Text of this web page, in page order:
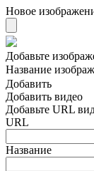
Новое
Добавьте
Название
Добавить
Добавить видео
Добавьте URL
URL
Название